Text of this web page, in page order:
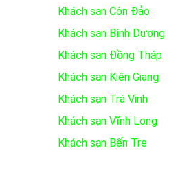
Khách sạn Côn Đảo
Khách sạn Bình Dương
Khách sạn Đồng Tháp
Khách sạn Kiên Giang
Khách sạn Trà Vinh
Khách sạn Vĩnh Long
Khách sạn Bến Tre